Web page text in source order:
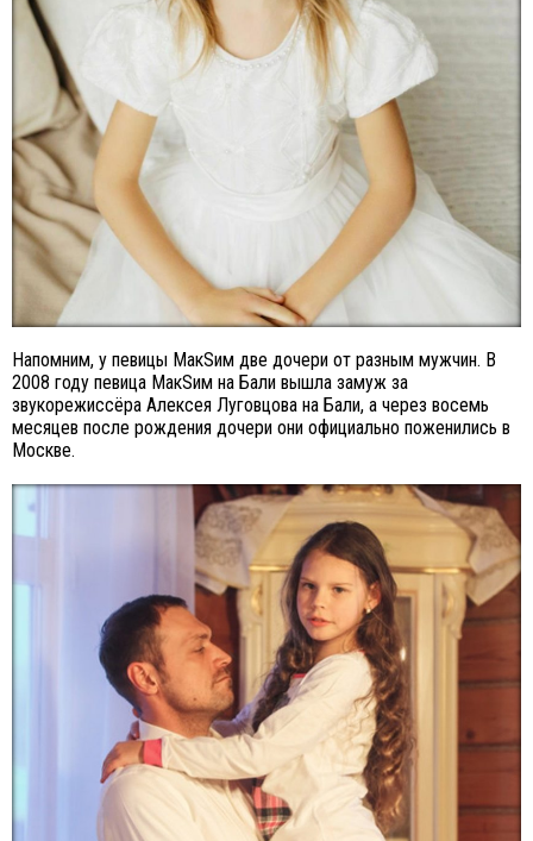
Напомним, у певицы МакSим две дочери от разным мужчин. В
2008 году певица МакSим на Бали вышла замуж за
звукорежиссёра Алексея Луговцова на Бали, а через восемь
месяцев после рождения дочери они официально поженились в
Москве.